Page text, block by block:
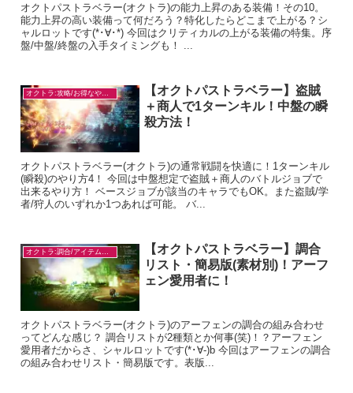
オクトパストラベラー(オクトラ)の能力上昇のある装備！その10。
能力上昇の高い装備って何だろう？特化したらどこまで上がる？シ
ャルロットです(*･∀･*) 今回はクリティカルの上がる装備の特集。序
盤/中盤/終盤の入手タイミングも！ ...
オクトラ:攻略/お得なやり方
【オクトパストラベラー】盗賊
＋商人で1ターンキル！中盤の瞬
殺方法！
オクトパストラベラー(オクトラ)の通常戦闘を快適に！1ターンキル
(瞬殺)のやり方4！ 今回は中盤想定で盗賊＋商人のバトルジョブで
出来るやり方！ ベースジョブが該当のキャラでもOK。また盗賊/学
者/狩人のいずれか1つあれば可能。 バ...
オクトラ:調合/アイテム入手
【オクトパストラベラー】調合
リスト・簡易版(素材別)！アーフ
ェン愛用者に！
オクトパストラベラー(オクトラ)のアーフェンの調合の組み合わせ
ってどんな感じ？ 調合リストが2種類とか何事(笑)！？アーフェン
愛用者だからさ、シャルロットです(*･∀-)b 今回はアーフェンの調合
の組み合わせリスト・簡易版です。表版...